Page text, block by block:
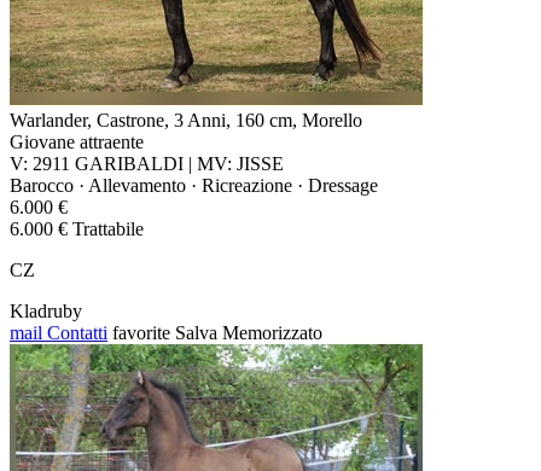
Warlander, Castrone, 3 Anni, 160 cm, Morello
Giovane attraente
V: 2911 GARIBALDI | MV: JISSE
Barocco · Allevamento · Ricreazione · Dressage
6.000 €
6.000 € Trattabile
CZ
Kladruby
mail Contatti favorite Salva Memorizzato